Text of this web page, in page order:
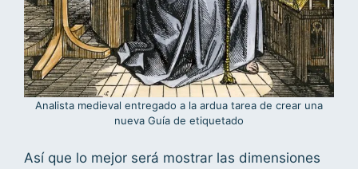
Analista medieval entregado a la ardua tarea de crear una
nueva Guía de etiquetado
Así que lo mejor será mostrar las dimensiones